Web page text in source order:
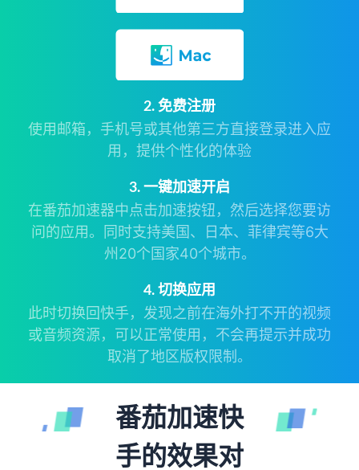
2. 免费注册
使用邮箱，手机号或其他第三方直接登录进入应
用，提供个性化的体验
3. 一键加速开启
在番茄加速器中点击加速按钮，然后选择您要访
问的应用。同时支持美国、日本、菲律宾等6大
州20个国家40个城市。
4. 切换应用
此时切换回快手，发现之前在海外打不开的视频
或音频资源，可以正常使用，不会再提示并成功
取消了地区版权限制。
番茄加速快
手的效果对